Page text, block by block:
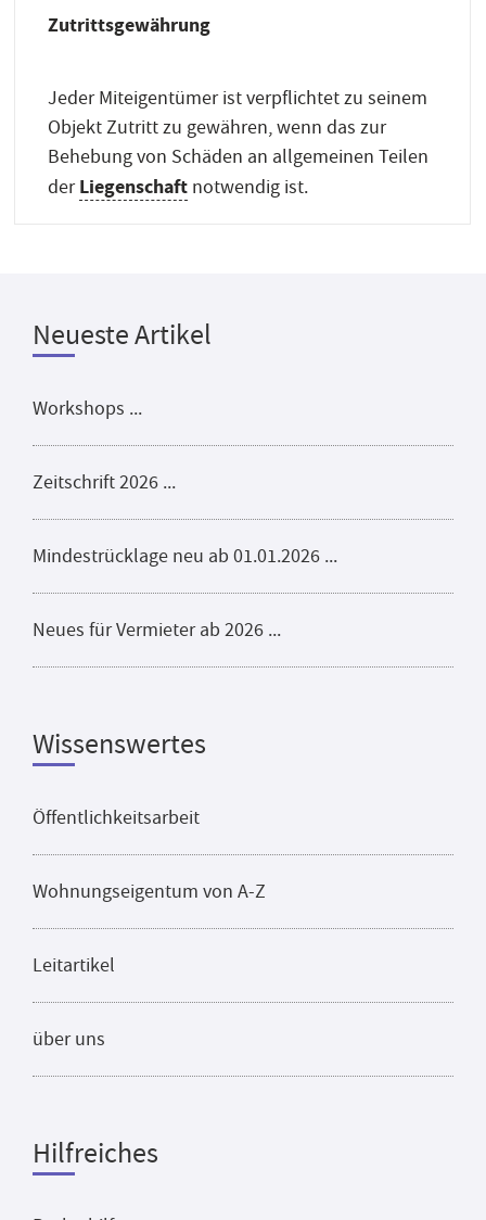
Zutrittsgewährung
Jeder Miteigentümer ist verpflichtet zu seinem
Objekt Zutritt zu gewähren, wenn das zur
Behebung von Schäden an allgemeinen Teilen
derLiegenschaft notwendig ist.
Neueste Artikel
Workshops ...
Zeitschrift 2026 ...
Mindestrücklage neu ab 01.01.2026 ...
Neues für Vermieter ab 2026 ...
Wissenswertes
Öffentlichkeitsarbeit
Wohnungseigentum von A-Z
Leitartikel
über uns
Hilfreiches